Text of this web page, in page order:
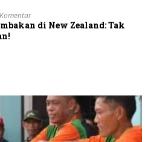
di New Zealand: Tak